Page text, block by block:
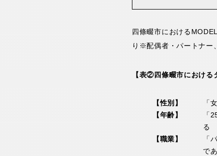
四條畷市における
り※配偶者・パートナー
【表②四條畷市における
【性別】
「
【年齢】
「
る
【職業】
「
で